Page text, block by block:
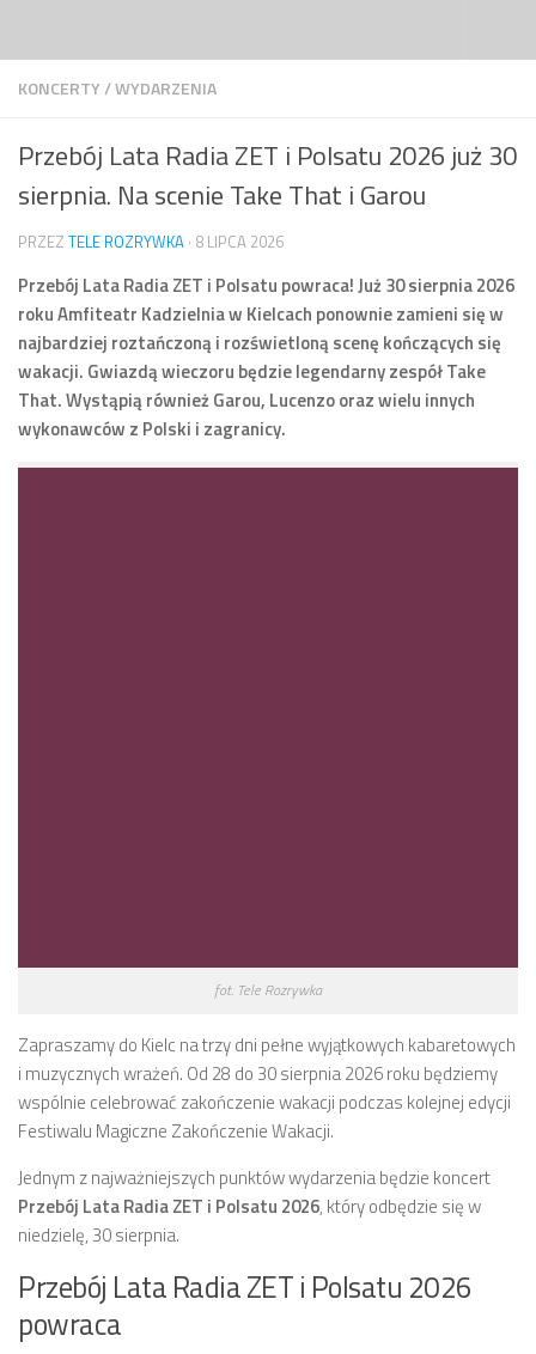
KONCERTY/WYDARZENIA
Przebój Lata Radia ZET i Polsatu 2026 już 30
sierpnia. Na scenie Take That i Garou
PRZEZ TELE ROZRYWKA · 8 LIPCA 2026
Przebój Lata Radia ZET i Polsatu powraca! Już 30 sierpnia 2026
roku Amfiteatr Kadzielnia w Kielcach ponownie zamieni się w
najbardziej roztańczoną i rozświetloną scenę kończących się
wakacji. Gwiazdą wieczoru będzie legendarny zespół Take
That. Wystąpią również Garou, Lucenzo oraz wielu innych
wykonawców z Polski i zagranicy.
fot. Tele Rozrywka
Zapraszamy do Kielc na trzy dni pełne wyjątkowych kabaretowych
i muzycznych wrażeń. Od 28 do 30 sierpnia 2026 roku będziemy
wspólnie celebrować zakończenie wakacji podczas kolejnej edycji
Festiwalu Magiczne Zakończenie Wakacji.
Jednym z najważniejszych punktów wydarzenia będzie koncert
Przebój Lata Radia ZET i Polsatu 2026, który odbędzie się w
niedzielę, 30 sierpnia.
Przebój Lata Radia ZET i Polsatu 2026
powraca